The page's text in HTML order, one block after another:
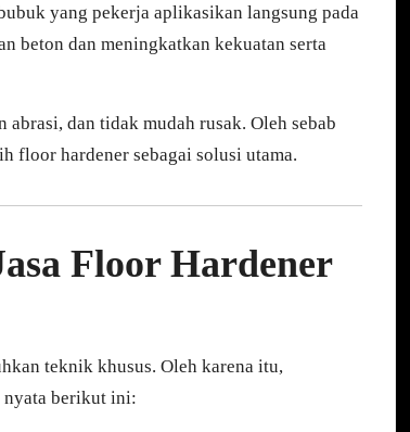
yang pekerja aplikasikan langsung pada
beton dan meningkatkan kekuatan serta
dan tidak mudah rusak. Oleh sebab
floor hardener sebagai solusi utama.
Floor Hardener
teknik khusus. Oleh karena itu,
nyata berikut ini: